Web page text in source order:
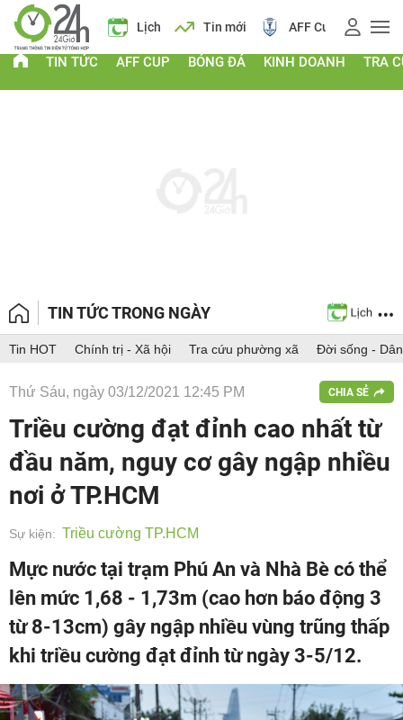
Lịch Tin mới AFF Cup Giá vàng
TIN TỨC AFF CUP BÓNG ĐÁ KINH DOANH TRA
TIN TỨC TRONG NGÀY
Tin HOT Chính trị - Xã hội Tra cứu phường xã Đời sống -
Thứ Sáu, ngày 03/12/2021 12:45 PM CHIA SẺ
Triều cường đạt đỉnh cao nhất từ
đầu năm, nguy cơ gây ngập nhiều
nơi ở TP.HCM
Sự kiện: Triều cường TP.HCM
Mực nước tại trạm Phú An và Nhà Bè có thể
lên mức 1,68 - 1,73m (cao hơn báo động 3
từ 8-13cm) gây ngập nhiều vùng trũng thấp
khi triều cường đạt đỉnh từ ngày 3-5/12.